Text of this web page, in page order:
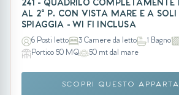
241 - QUADRILO COMPLETAMENTE
AL 2° P. CON VISTA MARE E A
SPIAGGIA - WI FI INCLUSA
6 Posti letto 3 Camere da letto 1 Bagno
Portico 50 MQ
50 mt dal mare
SCOPRI QUESTO